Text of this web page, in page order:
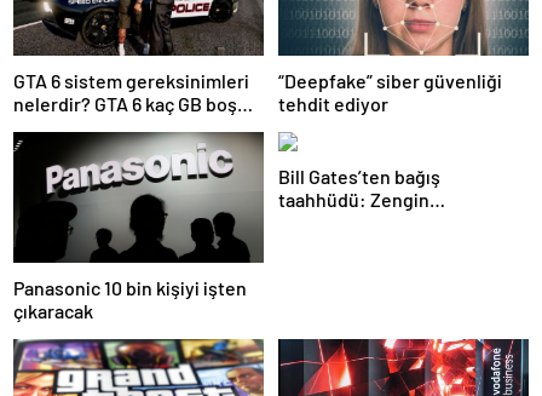
GTA 6 sistem gereksinimleri
nelerdir? GTA 6 kaç GB boş
alan istiyor?
“Deepfake” siber güvenliği
tehdit ediyor
Panasonic 10 bin kişiyi işten
çıkaracak
Bill Gates’ten bağış
taahhüdü: Zengin